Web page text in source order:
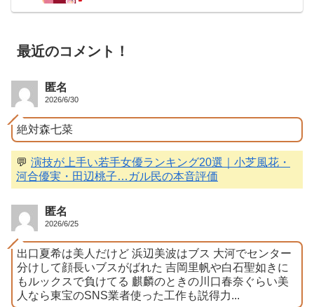
最近のコメント！
匿名
2026/6/30
絶対森七菜
💬 演技が上手い若手女優ランキング20選｜小芝風花・
河合優実・田辺桃子…ガル民の本音評価
匿名
2026/6/25
出口夏希は美人だけど 浜辺美波はブス 大河でセンター
分けして顔長いブスがばれた 吉岡里帆や白石聖如きに
もルックスで負けてる 麒麟のときの川口春奈ぐらい美
人なら東宝のSNS業者使った工作も説得力...